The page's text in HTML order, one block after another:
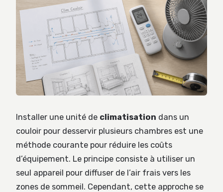
Installer une unité de climatisation dans un
couloir pour desservir plusieurs chambres est une
méthode courante pour réduire les coûts
d’équipement. Le principe consiste à utiliser un
seul appareil pour diffuser de l’air frais vers les
zones de sommeil. Cependant, cette approche se